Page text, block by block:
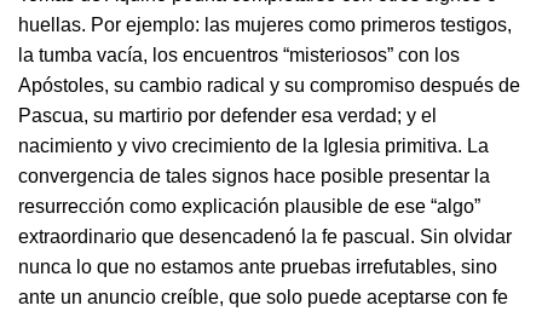
huellas. Por ejemplo: las mujeres como primeros testigos,
la tumba vacía, los encuentros “misteriosos” con los
Apóstoles, su cambio radical y su compromiso después de
Pascua, su martirio por defender esa verdad; y el
nacimiento y vivo crecimiento de la Iglesia primitiva. La
convergencia de tales signos hace posible presentar la
resurrección como explicación plausible de ese “algo”
extraordinario que desencadenó la fe pascual. Sin olvidar
nunca lo que no estamos ante pruebas irrefutables, sino
ante un anuncio creíble, que solo puede aceptarse con fe